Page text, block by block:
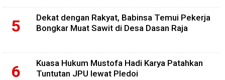
Dekat dengan Rakyat, Babinsa Temui Pekerja
Bongkar Muat Sawit di Desa Dasan Raja
Kuasa Hukum Mustofa Hadi Karya Patahkan
Tuntutan JPU lewat Pledoi